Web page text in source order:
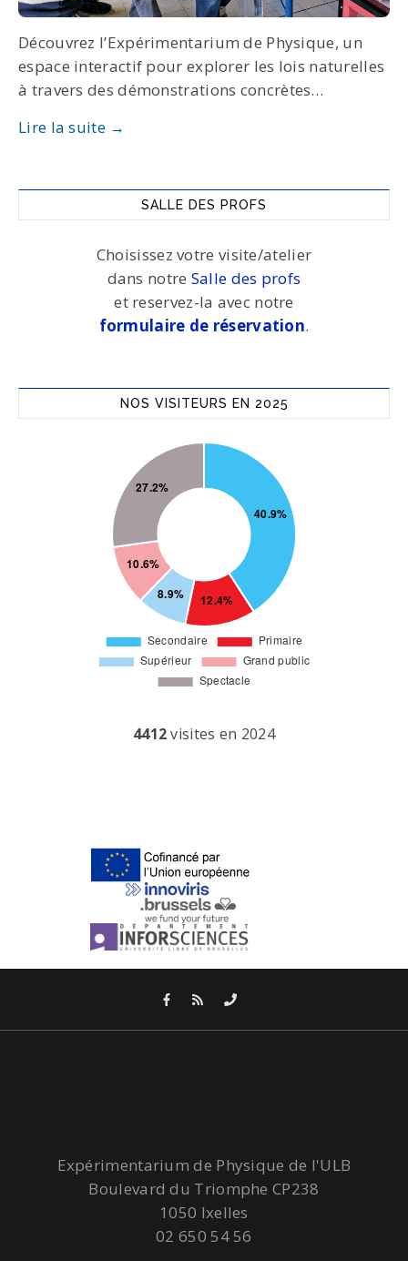
Découvrez l’Expérimentarium de Physique, un
espace interactif pour explorer les lois naturelles
à travers des démonstrations concrètes…
Lire la suite →
SALLE DES PROFS
Choisissez votre visite/atelier
dans notre Salle des profs
et reservez-la avec notre
formulaire de réservation.
NOS VISITEURS EN 2025
4412visites en 2024
Expérimentarium de Physique de l'ULB
Boulevard du Triomphe CP238
1050 Ixelles
02 650 54 56